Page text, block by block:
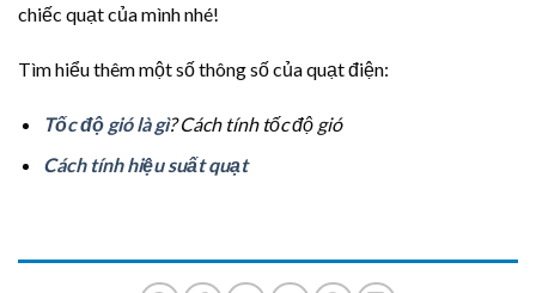
chiếc quạt của mình nhé!
Tìm hiểu thêm một số thông số của quạt điện:
Tốc độ gió là gì? Cách tính tốc độ gió
Cách tính hiệu suất quạt